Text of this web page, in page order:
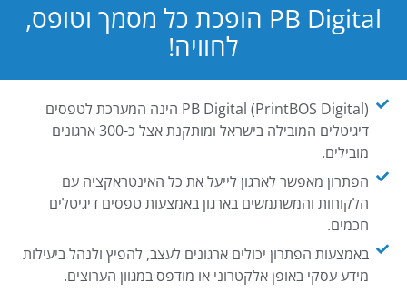
PB Digital הופכת כל מסמך וטופס,
לחוויה!
PB Digital (PrintBOS Digital) הינה המערכת לטפסים
דיגיטלים המובילה בישראל ומותקנת אצל כ-300 ארגונים
מובילים.
הפתרון מאפשר לארגון לייעל את כל האינטראקציה עם
הלקוחות והמשתמשים בארגון באמצעות טפסים דיגיטלים
חכמים.
באמצעות הפתרון יכולים ארגונים לעצב, להפיץ ולנהל ביעילות
מידע עסקי באופן אלקטרוני או מודפס במגוון הערוצים.